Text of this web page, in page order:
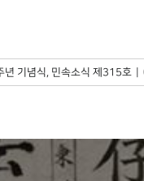
년 기념식, 민속소식 제315호